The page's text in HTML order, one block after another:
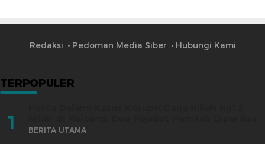
Redaksi Pedoman Media Siber Hubungi Kami
TERPOPULER
1 BERITA UTAMA